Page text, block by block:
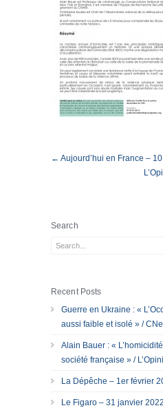
← Aujourd’hui en France –
Search
Recent Posts
Guerre en Ukraine : «
aussi faible et isolé » /
Alain Bauer : «
société française » /
La Dépêche – 1er février
Le Figaro – 31 janvier 2022